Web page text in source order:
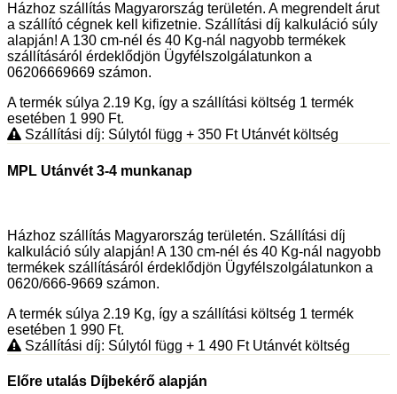
Házhoz szállítás Magyarország területén. A megrendelt árut
a szállító cégnek kell kifizetnie. Szállítási díj kalkuláció súly
alapján! A 130 cm-nél és 40 Kg-nál nagyobb termékek
szállításáról érdeklődjön Ügyfélszolgálatunkon a
06206669669 számon.
A termék súlya 2.19 Kg, így a szállítási költség 1 termék
esetében 1 990 Ft.
Szállítási díj: Súlytól függ + 350 FtUtánvét költség
MPL Utánvét 3-4 munkanap
Házhoz szállítás Magyarország területén. Szállítási díj
kalkuláció súly alapján! A 130 cm-nél és 40 Kg-nál nagyobb
termékek szállításáról érdeklődjön Ügyfélszolgálatunkon a
0620/666-9669 számon.
A termék súlya 2.19 Kg, így a szállítási költség 1 termék
esetében 1 990 Ft.
Szállítási díj: Súlytól függ + 1 490 FtUtánvét költség
Előre utalás Díjbekérő alapján